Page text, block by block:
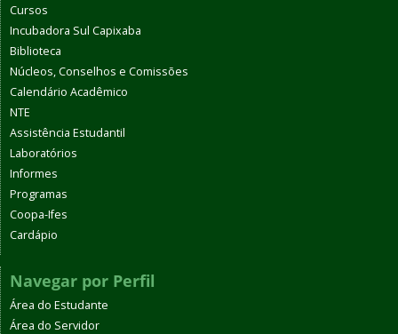
Cursos
Incubadora Sul Capixaba
Biblioteca
Núcleos, Conselhos e Comissões
Calendário Acadêmico
NTE
Assistência Estudantil
Laboratórios
Informes
Programas
Coopa-Ifes
Cardápio
Navegar por Perfil
Área do Estudante
Área do Servidor